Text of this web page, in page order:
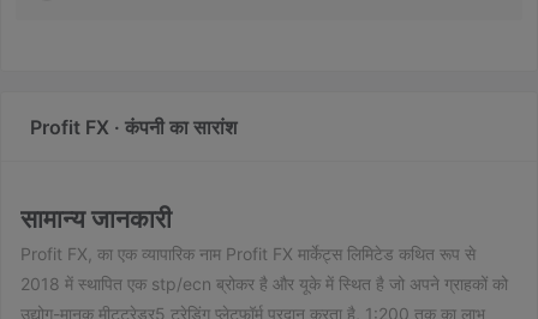
Profit FX · कंपनी का सारांश
सामान्य जानकारी
Profit FX, का एक व्यापारिक नाम Profit FX मार्केट्स लिमिटेड कथित रूप से
2018 में स्थापित एक stp/ecn ब्रोकर है और यूके में स्थित है जो अपने ग्राहकों को
उद्योग-मानक मीटट्रेडर5 ट्रेडिंग प्लेटफॉर्म प्रदान करता है, 1:200 तक का लाभ